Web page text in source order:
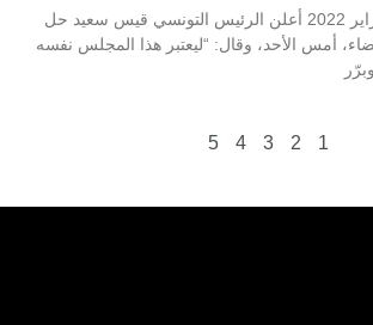
مدار: 07 شباط/ فبراير 2022 أعلن الرئيس التونسي قيس سعيد حل
أمس الأحد، وقال: “ليعتبر هذا المجلس نفسه
1
2
3
4
5